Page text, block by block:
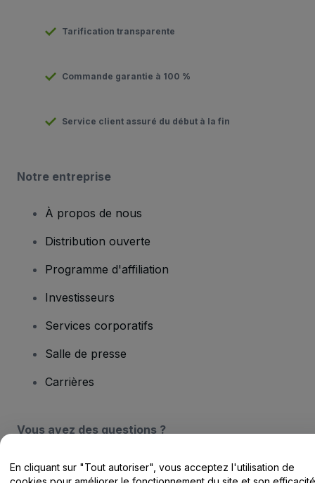
Tarification transparente
Commande garantie à 100 %
Service client assuré du début à la fin
Notre entreprise
À propos de nous
Distribution ouverte
Programme d'affiliation
Investisseurs
Services corporatifs
Salle de presse
Carrières
Vous avez des questions ?
Centre d'assistance / Nous contacter
En cliquant sur "Tout autoriser", vous acceptez l'utilisation de